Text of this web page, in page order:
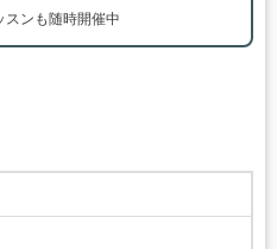
スンも随時開催中